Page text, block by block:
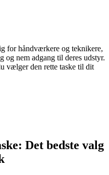
for håndværkere og teknikere,
og nem adgang til deres udstyr.
vælger den rette taske til dit
Det bedste valg